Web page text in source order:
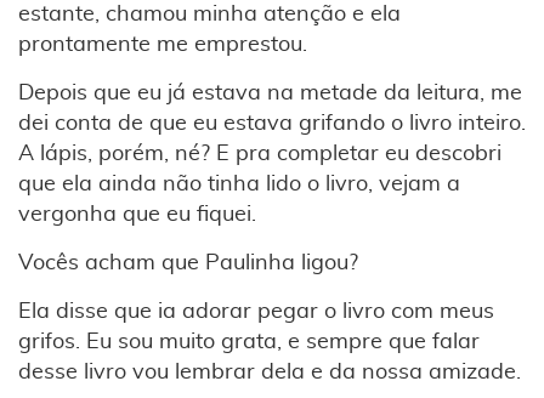
estante, chamou minha atenção e ela
prontamente me emprestou.
Depois que eu já estava na metade da leitura, me
dei conta de que eu estava grifando o livro inteiro.
A lápis, porém, né? E pra completar eu descobri
que ela ainda não tinha lido o livro, vejam a
vergonha que eu fiquei.
Vocês acham que Paulinha ligou?
Ela disse que ia adorar pegar o livro com meus
grifos. Eu sou muito grata, e sempre que falar
desse livro vou lembrar dela e da nossa amizade.